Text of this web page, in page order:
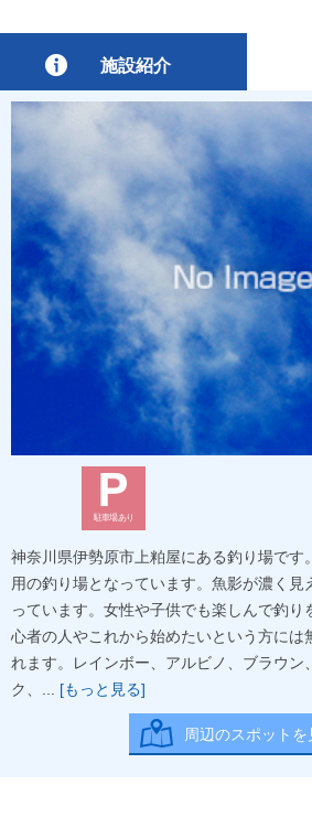
施設紹介
駐車場あり
神奈川県伊勢原市上粕屋にある釣り場です
用の釣り場となっています。魚影が濃く見
っています。女性や子供でも楽しんで釣り
心者の人やこれから始めたいという方には
れます。レインボー、アルビノ、ブラウン
ク、... [もっと見る]
周辺のスポットを